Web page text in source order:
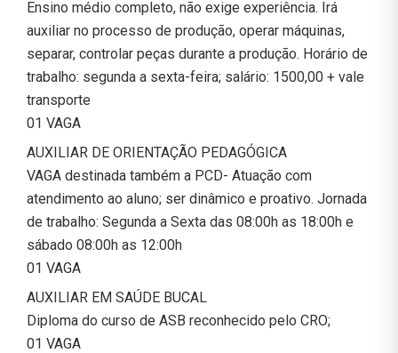
Ensino médio completo, não exige experiência. Irá
auxiliar no processo de produção, operar máquinas,
separar, controlar peças durante a produção. Horário de
trabalho: segunda a sexta-feira; salário: 1500,00 + vale
transporte
01 VAGA
AUXILIAR DE ORIENTAÇÃO PEDAGÓGICA
VAGA destinada também a PCD- Atuação com
atendimento ao aluno; ser dinâmico e proativo. Jornada
de trabalho: Segunda a Sexta das 08:00h as 18:00h e
sábado 08:00h as 12:00h
01 VAGA
AUXILIAR EM SAÚDE BUCAL
Diploma do curso de ASB reconhecido pelo CRO;
01 VAGA